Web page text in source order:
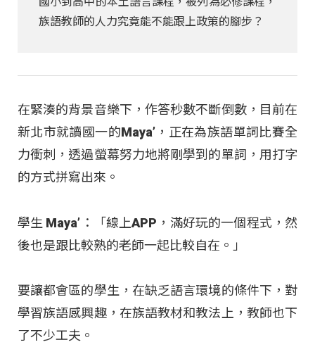
族語教師的人力究竟能不能跟上政策的腳步？
在緊湊的背景音樂下，作答秒數不斷倒數，目前在
新北市就讀國一的Maya’，正在為族語單詞比賽全
力衝刺，透過螢幕努力地將剛學到的單詞，用打字
的方式拼寫出來。
學生 Maya’：「線上APP，滿好玩的一個程式，然
後也是跟比較熟的老師一起比較自在。」
要讓都會區的學生，在缺乏語言環境的條件下，對
學習族語感興趣，在族語教材和教法上，教師也下
了不少工夫。